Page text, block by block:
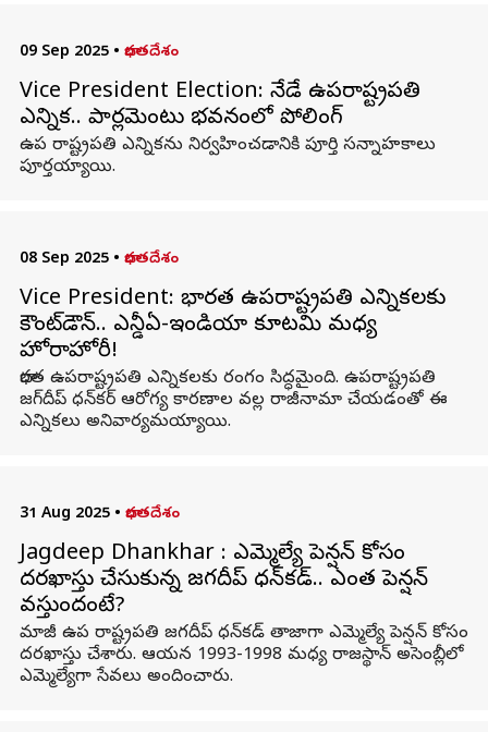
09 Sep 2025 • భారతదేశం
Vice President Election: నేడే ఉపరాష్ట్రపతి
ఎన్నిక.. పార్లమెంటు భవనంలో పోలింగ్
ఉప రాష్ట్రపతి ఎన్నికను నిర్వహించడానికి పూర్తి సన్నాహకాలు
పూర్తయ్యాయి.
08 Sep 2025 • భారతదేశం
Vice President: భారత ఉపరాష్ట్రపతి ఎన్నికలకు
కౌంట్‌డౌన్.. ఎన్డీఏ-ఇండియా కూటమి మధ్య
హోరాహోరీ!
భారత ఉపరాష్ట్రపతి ఎన్నికలకు రంగం సిద్ధమైంది. ఉపరాష్ట్రపతి
జగ్‌దీప్ ధన్‌కర్ ఆరోగ్య కారణాల వల్ల రాజీనామా చేయడంతో ఈ
ఎన్నికలు అనివార్యమయ్యాయి.
31 Aug 2025 • భారతదేశం
Jagdeep Dhankhar : ఎమ్మెల్యే పెన్షన్ కోసం
దరఖాస్తు చేసుకున్న జగదీప్ ధన్‌కడ్.. ఎంత పెన్షన్
వస్తుందంటే?
మాజీ ఉప రాష్ట్రపతి జగదీప్ ధన్‌కడ్ తాజాగా ఎమ్మెల్యే పెన్షన్ కోసం
దరఖాస్తు చేశారు. ఆయన 1993-1998 మధ్య రాజస్థాన్ అసెంబ్లీలో
ఎమ్మెల్యేగా సేవలు అందించారు.